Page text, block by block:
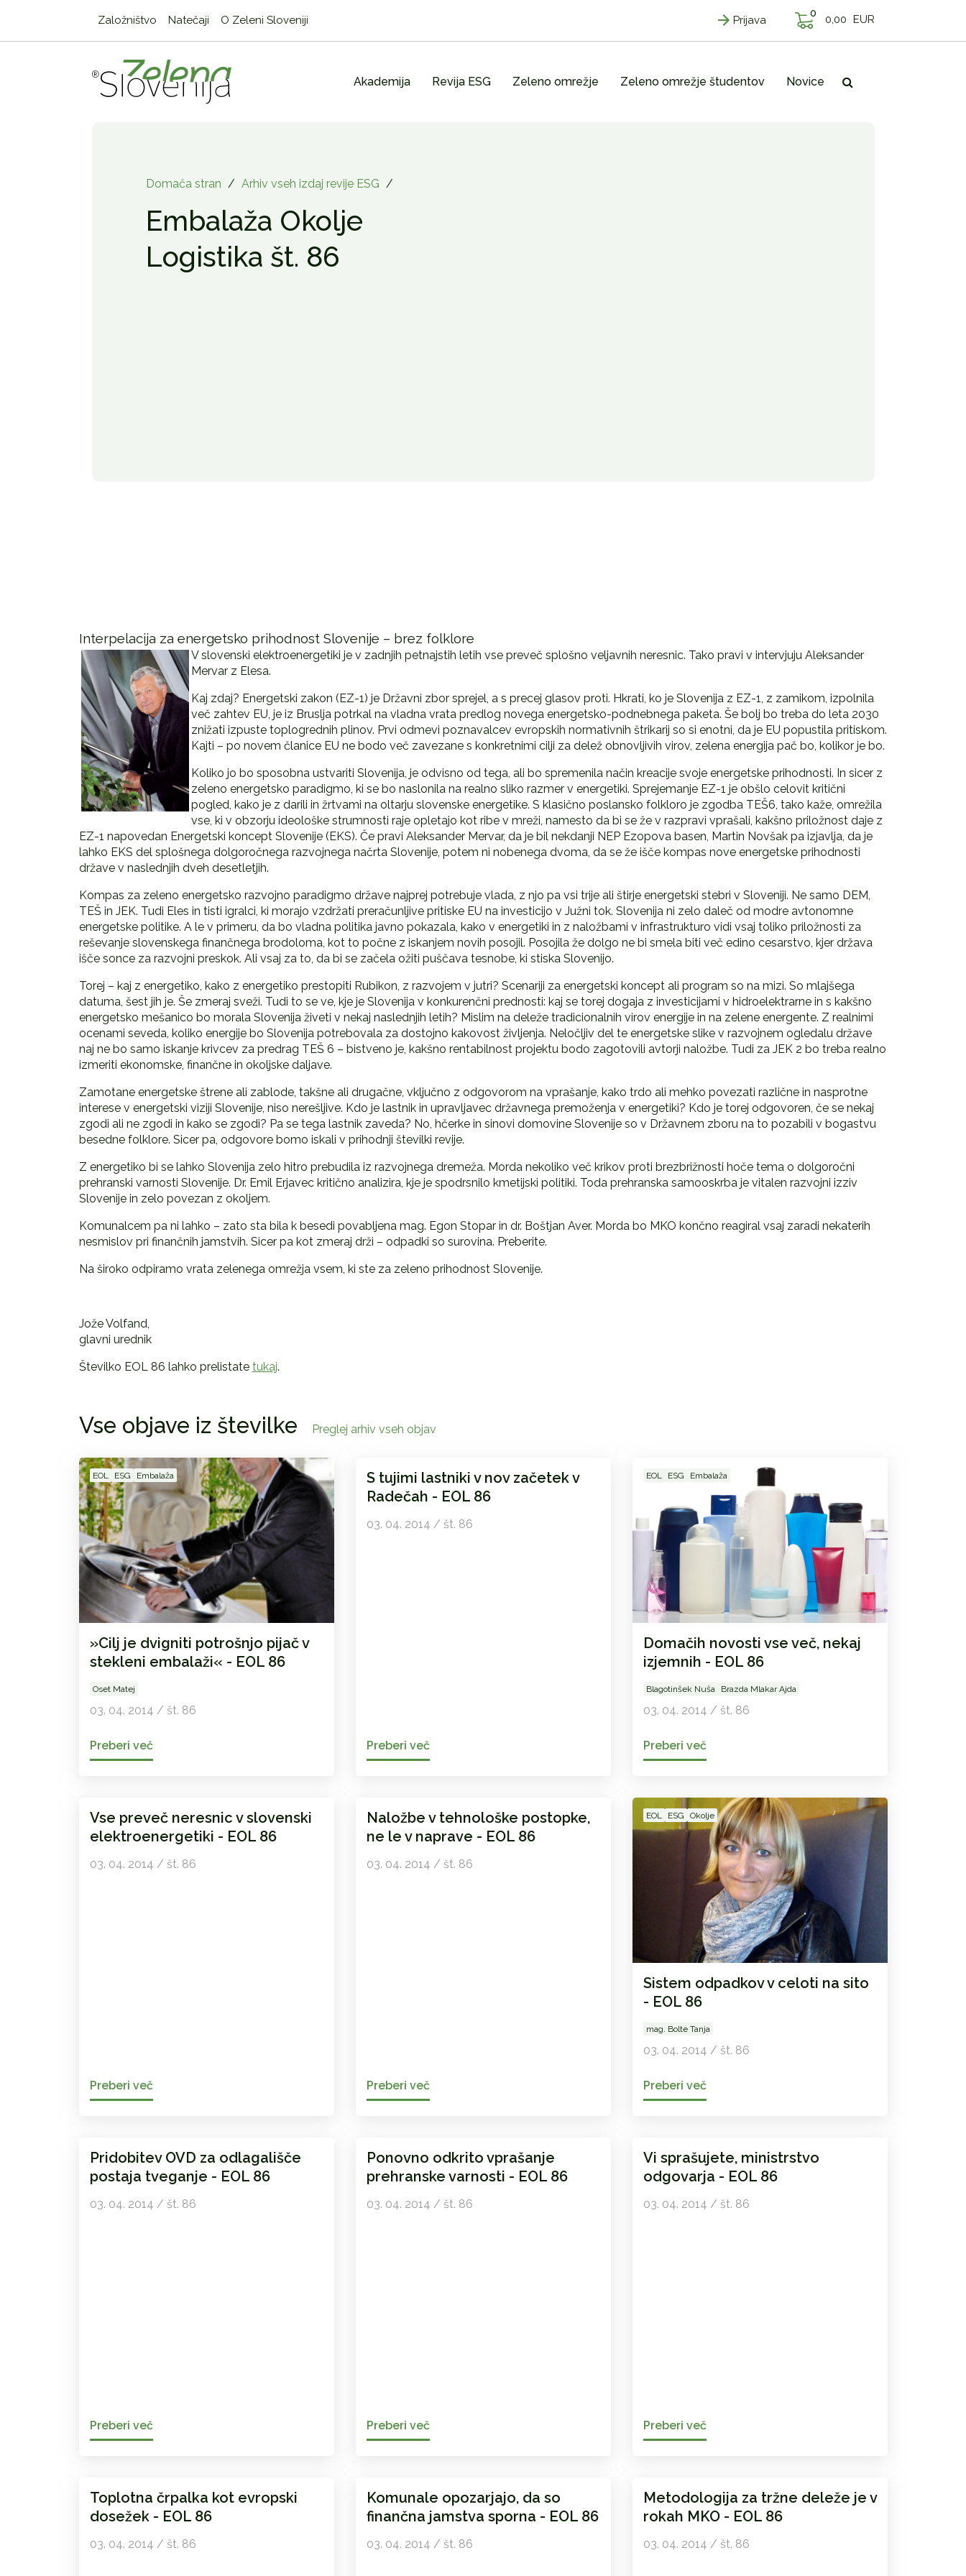
Založništvo Natečaji O Zeleni Sloveniji Prijava
0 0,00 EUR
Akademija Revija ESG Zeleno omrežje Zeleno omrežje študentov Novice
Domača stran / Arhiv vseh izdaj revije ESG /
Embalaža Okolje
Logistika št. 86
Interpelacija za energetsko prihodnost Slovenije – brez folklore
V slovenski elektroenergetiki je v zadnjih petnajstih letih vse preveč splošno veljavnih neresnic. Tako pravi v intervjuju Aleksander
Mervar z Elesa.
Kaj zdaj? Energetski zakon (EZ-1) je Državni zbor sprejel, a s precej glasov proti. Hkrati, ko je Slovenija z EZ-1, z zamikom, izpolnila
več zahtev EU, je iz Bruslja potrkal na vladna vrata predlog novega energetsko-podnebnega paketa. Še bolj bo treba do leta 2030
znižati izpuste toplogrednih plinov. Prvi odmevi poznavalcev evropskih normativnih štrikarij so si enotni, da je EU popustila pritiskom.
Kajti – po novem članice EU ne bodo več zavezane s konkretnimi cilji za delež obnovljivih virov, zelena energija pač bo, kolikor je bo.
Koliko jo bo sposobna ustvariti Slovenija, je odvisno od tega, ali bo spremenila način kreacije svoje energetske prihodnosti. In sicer z
zeleno energetsko paradigmo, ki se bo naslonila na realno sliko razmer v energetiki. Sprejemanje EZ-1 je obšlo celovit kritični
pogled, kako je z darili in žrtvami na oltarju slovenske energetike. S klasično poslansko folkloro je zgodba TEŠ6, tako kaže, omrežila
vse, ki v obzorju ideološke strumnosti raje opletajo kot ribe v mreži, namesto da bi se že v razpravi vprašali, kakšno priložnost daje z
EZ-1 napovedan Energetski koncept Slovenije (EKS). Če pravi Aleksander Mervar, da je bil nekdanji NEP Ezopova basen, Martin Novšak pa izjavlja, da je
lahko EKS del splošnega dolgoročnega razvojnega načrta Slovenije, potem ni nobenega dvoma, da se že išče kompas nove energetske prihodnosti
države v naslednjih dveh desetletjih.
Kompas za zeleno energetsko razvojno paradigmo države najprej potrebuje vlada, z njo pa vsi trije ali štirje energetski stebri v Sloveniji. Ne samo DEM,
TEŠ in JEK. Tudi Eles in tisti igralci, ki morajo vzdržati preračunljive pritiske EU na investicijo v Južni tok. Slovenija ni zelo daleč od modre avtonomne
energetske politike. A le v primeru, da bo vladna politika javno pokazala, kako v energetiki in z naložbami v infrastrukturo vidi vsaj toliko priložnosti za
reševanje slovenskega finančnega brodoloma, kot to počne z iskanjem novih posojil. Posojila že dolgo ne bi smela biti več edino cesarstvo, kjer država
išče sonce za razvojni preskok. Ali vsaj za to, da bi se začela ožiti puščava tesnobe, ki stiska Slovenijo.
Torej – kaj z energetiko, kako z energetiko prestopiti Rubikon, z razvojem v jutri? Scenariji za energetski koncept ali program so na mizi. So mlajšega
datuma, šest jih je. Še zmeraj sveži. Tudi to se ve, kje je Slovenija v konkurenčni prednosti: kaj se torej dogaja z investicijami v hidroelektrarne in s kakšno
energetsko mešanico bo morala Slovenija živeti v nekaj naslednjih letih? Mislim na deleže tradicionalnih virov energije in na zelene energente. Z realnimi
ocenami seveda, koliko energije bo Slovenija potrebovala za dostojno kakovost življenja. Neločljiv del te energetske slike v razvojnem ogledalu države
naj ne bo samo iskanje krivcev za predrag TEŠ 6 – bistveno je, kakšno rentabilnost projektu bodo zagotovili avtorji naložbe. Tudi za JEK 2 bo treba realno
izmeriti ekonomske, finančne in okoljske daljave.
Zamotane energetske štrene ali zablode, takšne ali drugačne, vključno z odgovorom na vprašanje, kako trdo ali mehko povezati različne in nasprotne
interese v energetski viziji Slovenije, niso nerešljive. Kdo je lastnik in upravljavec državnega premoženja v energetiki? Kdo je torej odgovoren, če se nekaj
zgodi ali ne zgodi in kako se zgodi? Pa se tega lastnik zaveda? No, hčerke in sinovi domovine Slovenije so v Državnem zboru na to pozabili v bogastvu
besedne folklore. Sicer pa, odgovore bomo iskali v prihodnji številki revije.
Z energetiko bi se lahko Slovenija zelo hitro prebudila iz razvojnega dremeža. Morda nekoliko več krikov proti brezbrižnosti hoče tema o dolgoročni
prehranski varnosti Slovenije. Dr. Emil Erjavec kritično analizira, kje je spodrsnilo kmetijski politiki. Toda prehranska samooskrba je vitalen razvojni izziv
Slovenije in zelo povezan z okoljem.
Komunalcem pa ni lahko – zato sta bila k besedi povabljena mag. Egon Stopar in dr. Boštjan Aver. Morda bo MKO končno reagiral vsaj zaradi nekaterih
nesmislov pri finančnih jamstvih. Sicer pa kot zmeraj drži – odpadki so surovina. Preberite.
Na široko odpiramo vrata zelenega omrežja vsem, ki ste za zeleno prihodnost Slovenije.
Jože Volfand,
glavni urednik
Številko EOL 86 lahko prelistate tukaj.
Vse objave iz številke Preglej arhiv vseh objav
EOL ESG Embalaža
»Cilj je dvigniti potrošnjo pijač v
stekleni embalaži« - EOL 86
Oset Matej
03. 04. 2014 / št. 86
Preberi več
S tujimi lastniki v nov začetek v
Radečah - EOL 86
03. 04. 2014 / št. 86
Preberi več
EOL ESG Embalaža
Domačih novosti vse več, nekaj
izjemnih - EOL 86
Blagotinšek Nuša Brazda Mlakar Ajda
03. 04. 2014 / št. 86
Preberi več
Vse preveč neresnic v slovenski
elektroenergetiki - EOL 86
03. 04. 2014 / št. 86
Preberi več
Naložbe v tehnološke postopke,
ne le v naprave - EOL 86
03. 04. 2014 / št. 86
Preberi več
EOL ESG Okolje
Sistem odpadkov v celoti na sito
- EOL 86
mag. Bolte Tanja
03. 04. 2014 / št. 86
Preberi več
Pridobitev OVD za odlagališče
postaja tveganje - EOL 86
03. 04. 2014 / št. 86
Preberi več
Ponovno odkrito vprašanje
prehranske varnosti - EOL 86
03. 04. 2014 / št. 86
Preberi več
Vi sprašujete, ministrstvo
odgovarja - EOL 86
03. 04. 2014 / št. 86
Preberi več
Toplotna črpalka kot evropski
dosežek - EOL 86
03. 04. 2014 / št. 86
Komunale opozarjajo, da so
finančna jamstva sporna - EOL 86
03. 04. 2014 / št. 86
Metodologija za tržne deleže je v
rokah MKO - EOL 86
03. 04. 2014 / št. 86